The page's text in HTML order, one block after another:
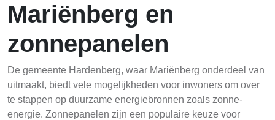
Mariënberg en
zonnepanelen
De gemeente Hardenberg, waar Mariënberg onderdeel van
uitmaakt, biedt vele mogelijkheden voor inwoners om over
te stappen op duurzame energiebronnen zoals zonne-
energie. Zonnepanelen zijn een populaire keuze voor